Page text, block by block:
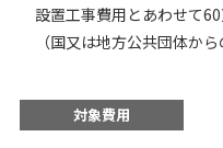
設置工事費用とあわせて
（国又は地方公共団体から
対象費用